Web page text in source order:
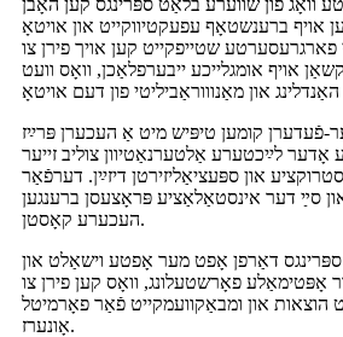
אויף ברענשטאָף עפעקטיווקייט און אויטאָ
שטייפקייט קען אויך פירן צו
אויף אומגלייכע ייבערפלאַכן, וואָס וועט
פֿעדערן קומען טיפּיש מיט אַ העכערן פּרײַז
לײַכטערע אַלטערנאַטיוון צוליב זייער
און ספּעציאַליזירטן דיזײַן. דערפֿאַר
סײַ דער אינסטאַלאַציע פּראָצעסן ברענגען
העכערע קאָסטן.
דאַרפן אָפט מער אָפטע וישאַלט און
אָפּטימאַלע פאָרשטעלונג, וואָס קען פירן צו
הוצאות און ומבאַקוועמקייט פֿאַר פאָרמיטל
אָונערז.